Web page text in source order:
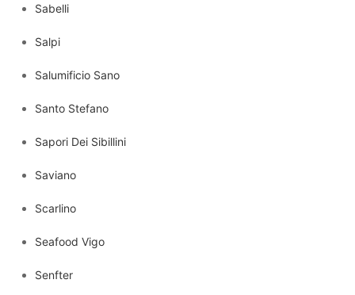
Sabelli
Salpi
Salumificio Sano
Santo Stefano
Sapori Dei Sibillini
Saviano
Scarlino
Seafood Vigo
Senfter